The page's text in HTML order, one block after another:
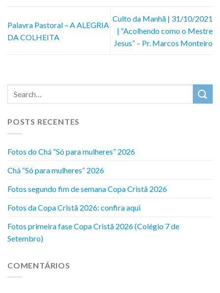
Palavra Pastoral – A ALEGRIA
DA COLHEITA
Culto da Manhã | 31/10/2021
| “Acolhendo como o Mestre
Jesus” – Pr. Marcos Monteiro
POSTS RECENTES
Fotos do Chá “Só para mulheres” 2026
Chá “Só para mulheres” 2026
Fotos segundo fim de semana Copa Cristã 2026
Fotos da Copa Cristã 2026: confira aqui
Fotos primeira fase Copa Cristã 2026 (Colégio 7 de
Setembro)
COMENTÁRIOS